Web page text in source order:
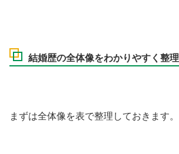
結婚歴の全体像をわかりやすく整理
まずは全体像を表で整理しておきます。